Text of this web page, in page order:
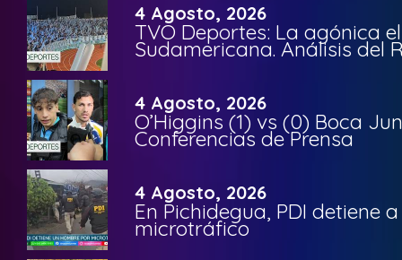
4 Agosto, 2026
TVO Deportes: La agónica
Sudamericana. Análisis del
4 Agosto, 2026
O’Higgins (1) vs (0) Boca
Conferencias de Prensa
4 Agosto, 2026
En Pichidegua, PDI detiene
microtráfico